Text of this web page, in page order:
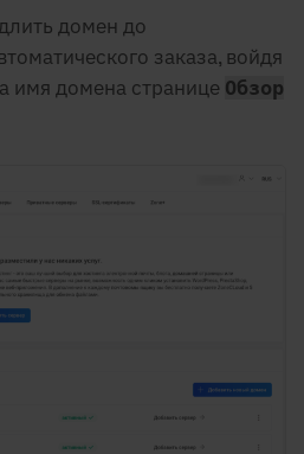
домен до
заказа, войдя
имя домена странице Обзор